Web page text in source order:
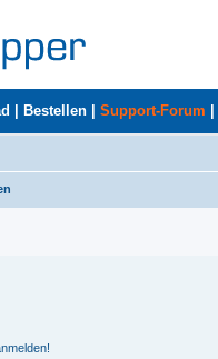
Bestellen Support-Forum